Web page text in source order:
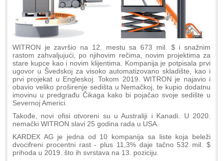
WITRON je završio na 12. mestu sa 673 mil. $ i snažnim
rastom zahvaljujući, po njihovim rečima, novim projektima za
stare kupce kao i novim klijentima. Kompanija je potpisala prvi
ugovor u Švedskoj za visoko automatizovano skladište, kao i
prvi projekat u Engleskoj. Tokom 2019. WITRON je najavio i
obavio veliko proširenje sedišta u Nemačkoj, te kupio dodatnu
imovinu u predgrađu Čikaga kako bi pojačao svoje sedište u
Severnoj Americi.
Takođe, novi ofisi otvoreni su u Australiji i Kanadi. U 2020.
nemački WITRON slavi 25 godina rada u USA.
KARDEX AG je jedna od 10 kompanija sa liste koja beleži
dvocifreni procentni rast - plus 11,3% daje tačno 532 mil. $
prihoda u 2019. što ih svrstava na 13. poziciju.